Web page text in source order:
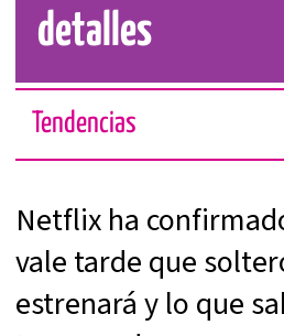
detalles
Tendencias
Netflix ha
vale tarde que
estrenará y lo que